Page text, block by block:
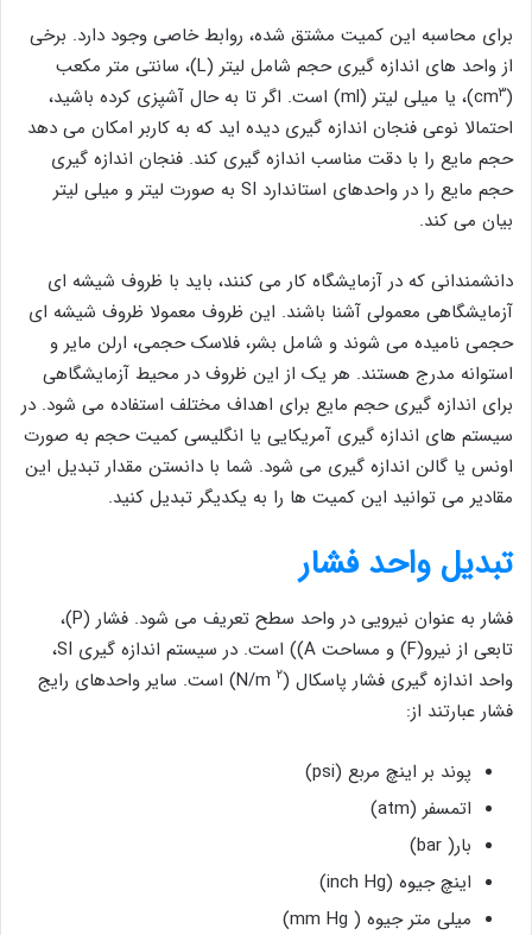
برای محاسبه این کمیت مشتق شده، روابط خاصی وجود دارد. برخی
از واحد های اندازه گیری حجم شامل لیتر (L)، سانتی متر مکعب
(cm۳
)، یا میلی لیتر (ml) است. اگر تا به حال آشپزی کرده باشید،
احتمالا نوعی فنجان اندازه گیری دیده اید که به کاربر امکان می دهد
حجم مایع را با دقت مناسب اندازه گیری کند. فنجان اندازه گیری
حجم مایع را در واحدهای استاندارد SI به صورت لیتر و میلی لیتر
بیان می کند.
دانشمندانی که در آزمایشگاه کار می کنند، باید با ظروف شیشه ای
آزمایشگاهی معمولی آشنا باشند. این ظروف معمولا ظروف شیشه ای
حجمی نامیده می شوند و شامل بشر، فلاسک حجمی، ارلن مایر و
استوانه مدرج هستند. هر یک از این ظروف در محیط آزمایشگاهی
برای اندازه گیری حجم مایع برای اهداف مختلف استفاده می شود. در
سیستم های اندازه گیری آمریکایی یا انگلیسی کمیت حجم به صورت
اونس یا گالن اندازه گیری می شود. شما با دانستن مقدار تبدیل این
مقادیر می توانید این کمیت ها را به یکدیگر تبدیل کنید.
تبدیل واحد فشار
فشار به عنوان نیرویی در واحد سطح تعریف می شود. فشار (P)،
تابعی از نیرو(F) و مساحت A)) است. در سیستم اندازه گیری SI،
واحد اندازه گیری فشار پاسکال (N/m۲
) است. سایر واحدهای رایج
فشار عبارتند از:
پوند بر اینچ مربع (psi)
اتمسفر (atm)
بار( bar)
اینچ جیوه (inch Hg)
میلی متر جیوه ( mm Hg)